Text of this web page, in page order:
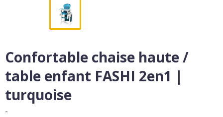
Confortable chaise haute /
table enfant FASHI 2en1 |
turquoise
-